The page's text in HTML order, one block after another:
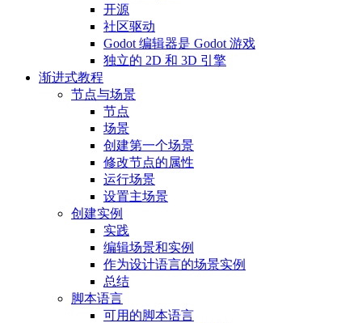
开源
社区驱动
Godot 编辑器是 Godot 游戏
独立的 2D 和 3D 引擎
渐进式教程
节点与场景
节点
场景
创建第一个场景
修改节点的属性
运行场景
设置主场景
创建实例
实践
编辑场景和实例
作为设计语言的场景实例
总结
脚本语言
可用的脚本语言